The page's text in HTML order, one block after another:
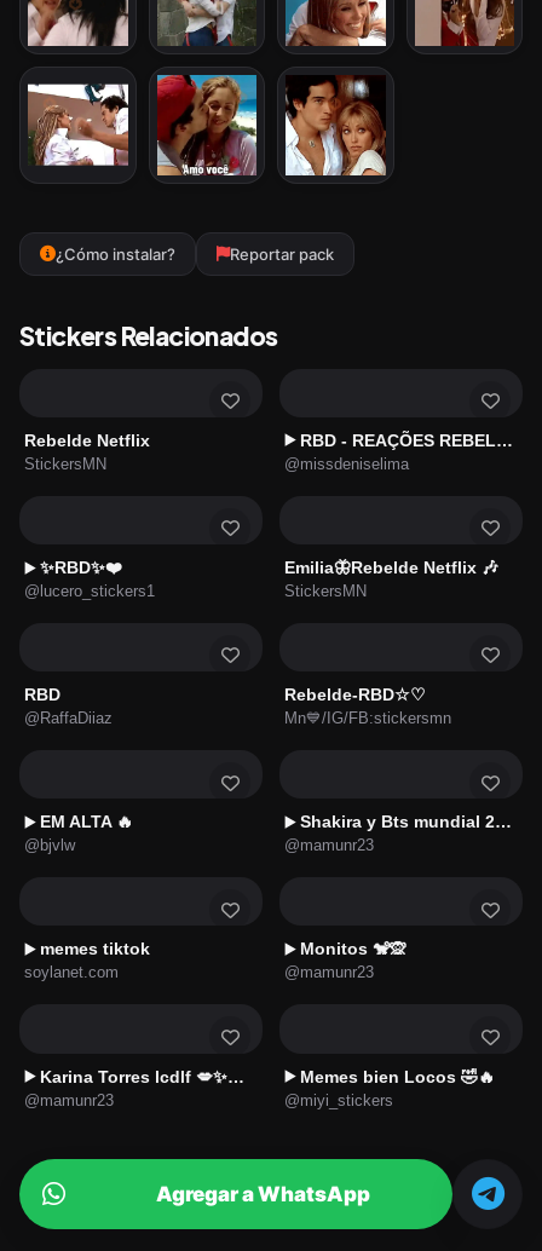
Agregar a WhatsApp
¿Cómo instalar? Reportar pack
Stickers Relacionados
Rebelde Netflix
StickersMN
▶️ RBD - REAÇÕES REBELDES ⭐
@missdeniselima
▶️ ✨RBD✨❤️
@lucero_stickers1
Emilia🦋Rebelde Netflix 🎶
StickersMN
RBD
@RaffaDiiaz
Rebelde-RBD☆♡
Mn💙/IG/FB:stickersmn
▶️ EM ALTA 🔥
@bjvlw
▶️ Shakira y Bts mundial 2026 🧡💜
@mamunr23
▶️ memes tiktok
soylanet.com
▶️ Monitos 🐒🙊
@mamunr23
▶️ Karina Torres lcdlf 💋✨🇲🇽
@mamunr23
▶️ Memes bien Locos 🤣🔥
@miyi_stickers